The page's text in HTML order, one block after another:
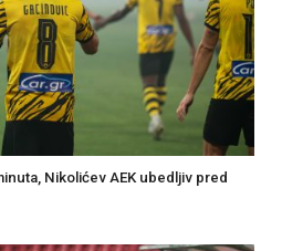
Nikolićev AEK ubedljiv pred